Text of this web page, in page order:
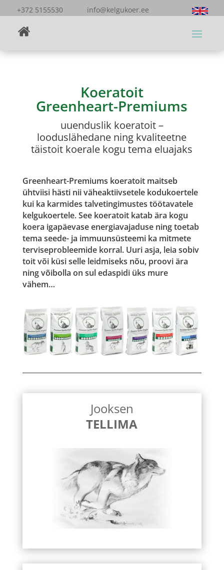
+372 5155530 info@kelgukoer.ee
Koeratoit
Greenheart-Premiums
uuenduslik koeratoit –
looduslähedane ning kvaliteetne
täistoit koerale kogu tema eluajaks
Greenheart-Premiums koeratoit maitseb
ühtviisi hästi nii väheaktiivsetele kodukoertele
kui ka karmides talvetingimustes töötavatele
kelgukoertele. See koeratoit katab ära kogu
koera igapäevase energiavajaduse ning toetab
tema seede- ja immuunsüsteemi ka mitmete
terviseprobleemide korral. Uuri asja, leia sobiv
toit või küsi selle leidmiseks nõu, proovi ära
ning võibolla on sul edaspidi üks mure
vähem…
Jooksen
TELLIMA